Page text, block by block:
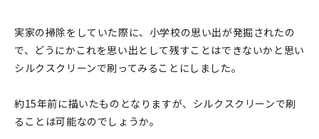
雑貨
はんこ
JAMグッズ
実家の掃除をしていた際に、小学校の思い出が発掘されたの
で、どうにかこれを思い出として残すことはできないかと思い
シルクスクリーンで刷ってみることにしました。
約15年前に描いたものとなりますが、シルクスクリーンで刷
ることは可能なのでしょうか。